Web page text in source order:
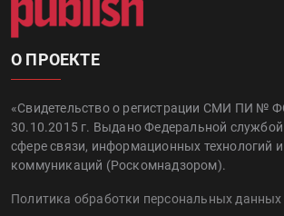
О ПРОЕКТЕ
«Свидетельство о регистрации СМИ ПИ №
30.10.2015 г. Выдано Федеральной службой
сфере связи, информационных технологий
коммуникаций (Роскомнадзором).
Политика обработки персональных данных